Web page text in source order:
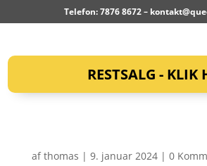
Telefon: 7876 8672 –
RESTSALG - KLIK
afthomas | 9. januar 2024| 0